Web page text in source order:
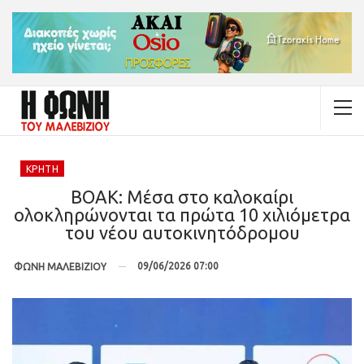
ΚΡΉΤΗ
ΒΟΑΚ: Μέσα στο καλοκαίρι
ολοκληρώνονται τα πρώτα 10 χιλιόμετρα
του νέου αυτοκινητόδρομου
ΦΩΝΗ ΜΑΛΕΒΙΖΙΟΥ 09/06/2026 07:00